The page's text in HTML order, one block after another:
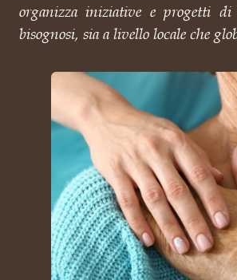
organizza iniziative e progetti
bisognosi, sia a livello locale che